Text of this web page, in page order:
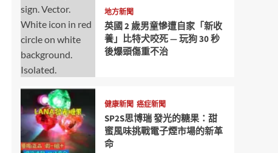
地方新聞
英國 2 歲男童慘遭自家「新收
養」比特犬咬死 — 玩狗 30 秒
後爆頭傷重不治
健康新聞 癌症新聞
SP2S思博瑞 發光的糖果：甜
蜜風味挑戰電子煙市場的新革
命